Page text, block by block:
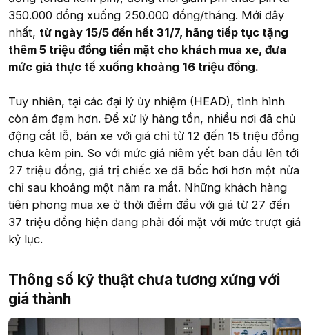
350.000 đồng xuống 250.000 đồng/tháng. Mới đây
nhất, từ ngày 15/5 đến hết 31/7, hãng tiếp tục tặng
thêm 5 triệu đồng tiền mặt cho khách mua xe, đưa
mức giá thực tế xuống khoảng 16 triệu đồng.
Tuy nhiên, tại các đại lý ủy nhiệm (HEAD), tình hình
còn ảm đạm hơn. Để xử lý hàng tồn, nhiều nơi đã chủ
động cắt lỗ, bán xe với giá chỉ từ 12 đến 15 triệu đồng
chưa kèm pin. So với mức giá niêm yết ban đầu lên tới
27 triệu đồng, giá trị chiếc xe đã bốc hơi hơn một nửa
chỉ sau khoảng một năm ra mắt. Những khách hàng
tiên phong mua xe ở thời điểm đầu với giá từ 27 đến
37 triệu đồng hiện đang phải đối mặt với mức trượt giá
kỷ lục.
Thông số kỹ thuật chưa tương xứng với
giá thành​